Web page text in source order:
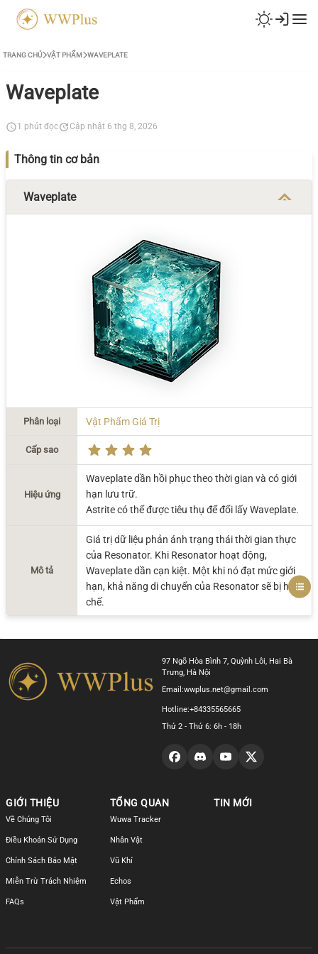
TRANG CHỦ VẬT PHẨM WAVEPLATE
Waveplate
1 phút đọc Cập nhật 6 thg 8, 2026
Thông tin cơ bản
Waveplate
Phân loại Vật Phẩm Giá Trị
Cấp sao
Hiệu ứng
Waveplate dần hồi phục theo thời gian và có giới
hạn lưu trữ.
Astrite có thể được tiêu thụ để đổi lấy Waveplate.
Mô tả
Giá trị dữ liệu phản ánh trạng thái thời gian thực
của Resonator. Khi Resonator hoạt động,
Waveplate dần cạn kiệt. Một khi nó đạt mức giới
hạn, khả năng di chuyển của Resonator sẽ bị hạn
chế.
97 Ngõ Hòa Bình 7, Quỳnh Lôi, Hai Bà
Trưng, Hà Nội
Email:wwplus.net@gmail.com
Hotline:+84335565665
Thứ 2 - Thứ 6: 6h - 18h
GIỚI THIỆU
Về Chúng Tôi
Điều Khoản Sử Dụng
Chính Sách Bảo Mật
Miễn Trừ Trách Nhiệm
FAQs
TỔNG QUAN
Wuwa Tracker
Nhân Vật
Vũ Khí
Echos
Vật Phẩm
TIN MỚI